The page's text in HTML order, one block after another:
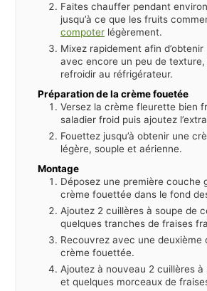
Faites chauffer pendant
jusqu’à ce que les fruits
compoter légèrement.
Mixez rapidement afin
avec encore un peu de texture,
refroidir au réfrigérateur.
Préparation de la crème fouetée
Versez la crème fleurette bien
saladier froid puis ajoutez
Fouettez jusqu’à obtenir une
légère, souple et aérienne.
Montage
Déposez une première couche
crème fouettée dans le fond
Ajoutez 2 cuillères à soupe de
quelques tranches de fraises
Recouvrez avec une deuxième
crème fouettée.
Ajoutez à nouveau 2 cuillères à
et quelques morceaux de